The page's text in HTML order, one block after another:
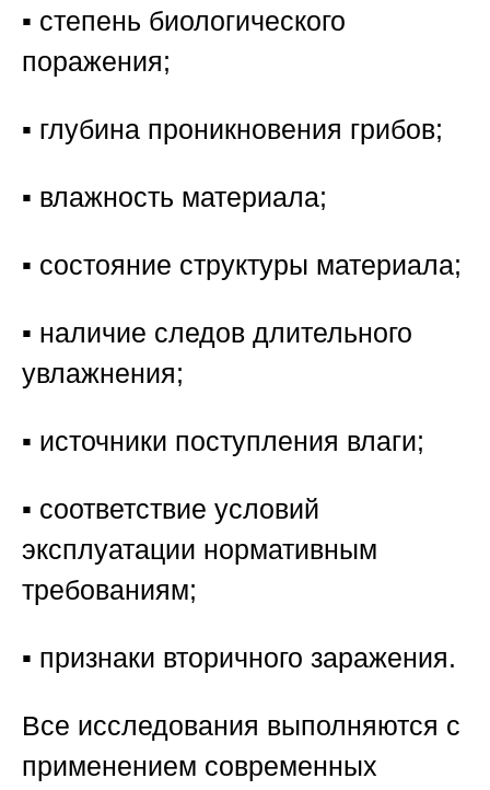
▪️ степень биологического
поражения;
▪️ глубина проникновения грибов;
▪️ влажность материала;
▪️ состояние структуры материала;
▪️ наличие следов длительного
увлажнения;
▪️ источники поступления влаги;
▪️ соответствие условий
эксплуатации нормативным
требованиям;
▪️ признаки вторичного заражения.
Все исследования выполняются с
применением современных